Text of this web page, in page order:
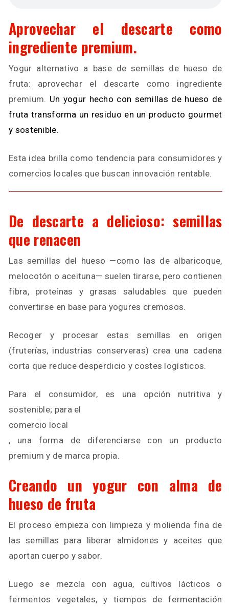
Aprovechar el descarte como
ingrediente premium.
Yogur alternativo a base de semillas de hueso de
fruta: aprovechar el descarte como ingrediente
premium. Un yogur hecho con semillas de hueso de
fruta transforma un residuo en un producto gourmet
y sostenible.
Esta idea brilla como tendencia para consumidores y
comercios locales que buscan innovación rentable.
De descarte a delicioso: semillas
que renacen
Las semillas del hueso —como las de albaricoque,
melocotón o aceituna— suelen tirarse, pero contienen
fibra, proteínas y grasas saludables que pueden
convertirse en base para yogures cremosos.
Recoger y procesar estas semillas en origen
(fruterías, industrias conserveras) crea una cadena
corta que reduce desperdicio y costes logísticos.
Para el consumidor, es una opción nutritiva y
sostenible; para el
comercio local
, una forma de diferenciarse con un producto
premium y de marca propia.
Creando un yogur con alma de
hueso de fruta
El proceso empieza con limpieza y molienda fina de
las semillas para liberar almidones y aceites que
aportan cuerpo y sabor.
Luego se mezcla con agua, cultivos lácticos o
fermentos vegetales, y tiempos de fermentación